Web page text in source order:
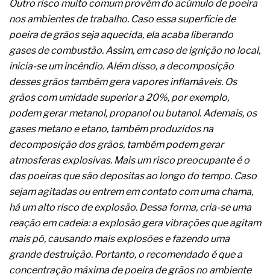
A prevenção clínica da coceira no ânus
Os sintomas clínicos do teratoma de ovário
O tratamento médico da síndrome da fadiga
As causas médicas da queda dos cabelos ou
calvície
Quando a gestão é o obstáculo para o resultado
positivo
Os procedimentos para a inspeção em estruturas
hidráulicas de concreto de obras
O movimento regular reduz em 19% o risco de
morte precoce e melhora o metabolismo
O desenvolvimento de indicadores nas atividades
de governança das organizações
O desenho industrial ganha espaço como
estratégia competitiva nas empresas
As variações dimensionais dos produtos de
materiais cimentícios com fibra de vidro
A próxima vantagem competitiva não está no
A IA elevou a régua do comprador B2B e a venda
complexa ficou ainda mais humana
Outro risco muito comum provém do acúmulo de poeira
nos ambientes de trabalho. Caso essa superfície de
poeira de grãos seja aquecida, ela acaba liberando
gases de combustão. Assim, em caso de ignição no local,
inicia-se um incêndio. Além disso, a decomposição
desses grãos também gera vapores inflamáveis. Os
grãos com umidade superior a 20%, por exemplo,
podem gerar metanol, propanol ou butanol. Ademais, os
gases metano e etano, também produzidos na
decomposição dos grãos, também podem gerar
atmosferas explosivas. Mais um risco preocupante é o
das poeiras que são depositas ao longo do tempo. Caso
sejam agitadas ou entrem em contato com uma chama,
há um alto risco de explosão. Dessa forma, cria-se uma
reação em cadeia: a explosão gera vibrações que agitam
mais pó, causando mais explosões e fazendo uma
grande destruição. Portanto, o recomendado é que a
concentração máxima de poeira de grãos no ambiente